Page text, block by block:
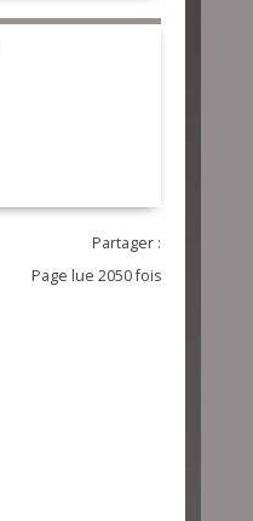
Partager :
Page lue 2050 fois